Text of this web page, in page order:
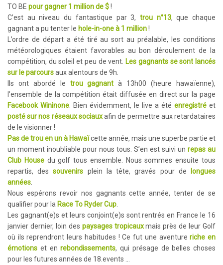
TO BE pour gagner 1 million de $!
C’est au niveau du fantastique par 3, trou n°13, que chaque
gagnant a pu tenter le hole-in-one à 1 million!
L’ordre de départ a été tiré au sort au préalable, les conditions
météorologiques étaient favorables au bon déroulement de la
compétition, du soleil et peu de vent. Les gagnants se sont lancés
sur le parcoursaux alentours de 9h.
Ils ont abordé le trou gagnant à 13h00 (heure hawaïenne),
l’ensemble de la compétition était diffusée en direct sur la page
Facebook Wininone . Bien évidemment, le live a été enregistré et
posté sur nos réseaux sociauxafin de permettre aux retardataires
de le visionner !
Pas de trou en un à Hawaïcette année, mais une superbe partie et
un moment inoubliable pour nous tous. S’en est suivi un repas au
Club Housedu golf tous ensemble. Nous sommes ensuite tous
repartis, dessouvenirs plein la tête, gravés pour de
longues
années
Nous espérons revoir nos gagnants cette année, tenter de se
qualifier pour la Race To Ryder Cup
Les gagnant(e)s et leurs conjoint(e)s sont rentrés en France le 16
janvier dernier, loin des paysages tropicauxmais près de leur Golf
où ils reprendront leurs habitudes ! Ce fut une aventureriche en
émotions et enrebondissements, qui présage de belles choses
pour les futures années de 18.events …